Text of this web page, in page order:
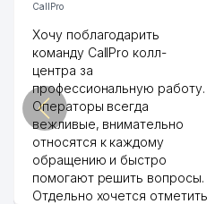
CallPro
Хочу поблагодарить
команду CallPro колл-
центра за
профессиональную работу.
Операторы всегда
вежливые, внимательно
относятся к каждому
обращению и быстро
помогают решить вопросы.
Отдельно хочется отметить